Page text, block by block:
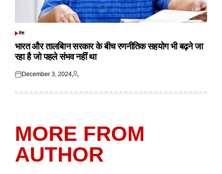
POSTED
देश
भारत और तालबिान सरकार के बीच रणनीतिक सहयोग भी बढ़ने जा
रहा है जो पहले संभव नहीं था
Posted
December 3, 2024
Posted
MORE FROM
AUTHOR